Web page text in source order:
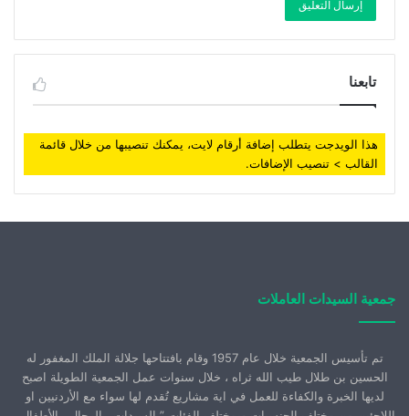
تابعنا
هذا الويدجت يتطلب إضافة أرقام لايت، يمكنك تنصيبها من خلال قائمة
القالب > تنصيب الإضافات.
جمعية السيدات العاملات
تم تأسيس الجمعية خلال عام 1957 وقام بافتتاحها جلالة الملك المغفور له
الحسين بن طلال طيب الله ثراه ، خلال سنوات عمل الجمعية الطويلة اصبح
لديها الخبرة والكفاءة للعمل في اية مشاريع تُقدم لها سواء مع الأردنيين او